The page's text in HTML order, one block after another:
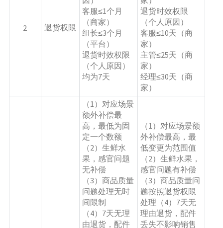
2 退货权限
客服≤1个月
（商家）
组长≤3个月
（平台）
退货时效权限
（个人原因）
均为7天
退货时效权限
（个人原因）
客服≤10天（商
家）
主管≤25天（商
家）
经理≤30天（商
家）
（1）对应场景
额外补偿最
高，最低为固
定一个数额
（2）生鲜水
果，感官问题
无补偿
（3）商品质量
问题处理无时
间限制
（4）7天无理
由退货，配件
（1）对应场景额
外补偿最高，最
低变更为范围值
（2）生鲜水果，
感官问题有补偿
（3）商品质量问
题按照退货权限
处理（4）7天无
理由退货，配件
丢失不影响销售